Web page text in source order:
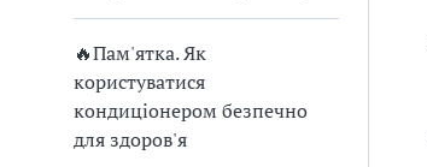
🔥Пам'ятка. Як
користуватися
кондиціонером безпечно
для здоров'я